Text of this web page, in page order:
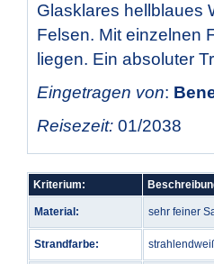
Glasklares hellblaues
Felsen. Mit einzelnen
liegen. Ein absoluter
Eingetragen von:
Reisezeit: 01/2038
Kriterium:
Material: sehr feiner
Strandfarbe: